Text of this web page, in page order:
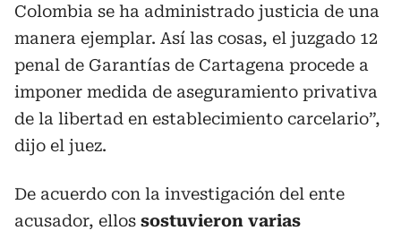
Colombia se ha administrado justicia de una
manera ejemplar. Así las cosas, el juzgado 12
penal de Garantías de Cartagena procede a
imponer medida de aseguramiento privativa
de la libertad en establecimiento carcelario”,
dijo el juez.
De acuerdo con la investigación del ente
acusador, ellos sostuvieron varias